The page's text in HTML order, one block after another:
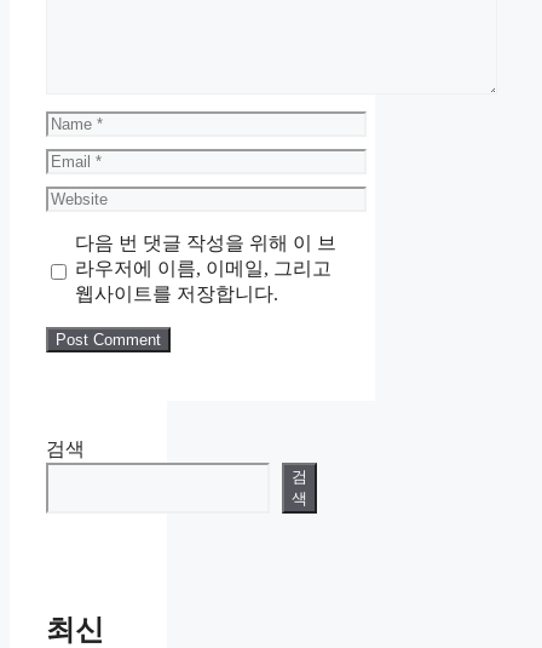
Name
Email
Website
다음 번 댓글 작성을 위해 이 브
라우저에 이름, 이메일, 그리고
웹사이트를 저장합니다.
검색
검
색
최신